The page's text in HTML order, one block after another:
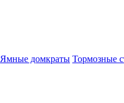
Ямные домкраты Тормозные